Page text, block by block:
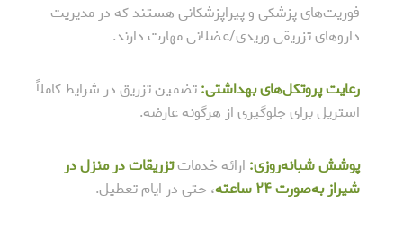
فوریت‌های پزشکی و پیراپزشکانی هستند که در مدیریت
داروهای تزریقی وریدی/عضلانی مهارت دارند.
رعایت پروتکل‌های بهداشتی:تضمین تزریق در شرایط کاملاً
استریل برای جلوگیری از هرگونه عارضه.
پوشش شبانه‌روزی: ارائه خدماتتزریقات در منزل در
شیراز به‌صورت ۲۴ ساعته
، حتی در ایام تعطیل.